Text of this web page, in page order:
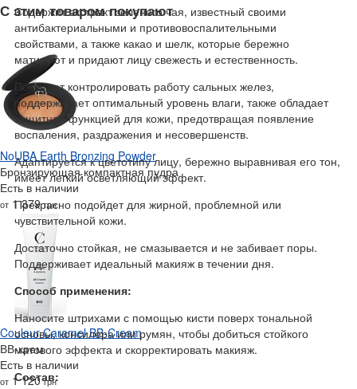
Содержит экстракт зеленого чая, известный своими
антибактериальными и противовоспалительными
свойствами, а также какао и шелк, которые бережно
матируют и придают лицу свежесть и естественность.
Помогает контролировать работу сальных желез,
поддерживает оптимальный уровень влаги, также обладает
защитной функцией для кожи, предотвращая появление
воспаления, раздражения и несовершенств.
Адаптируется к цветотипу лицу, бережно выравнивая его тон,
имеет легкий осветляющий эффект.
Прекрасно подойдет для жирной, проблемной или
чувствительной кожи.
Достаточно стойкая, не смазывается и не забивает поры.
Поддерживает идеальный макияж в течении дня.
Способ применения:
Наносите штрихами с помощью кисти поверх тональной
основы, консилера или румян, чтобы добиться стойкого
матового эффекта и скорректировать макияж.
Состав:
С этим товаром покупают
NoUBA Earth Bronzing Powder
Бронзирующая компактная пудра
Есть в наличии
от 1 379грн
Couleur Caramel BB-Cream
ВВ-крем
Есть в наличии
от 1 120грн